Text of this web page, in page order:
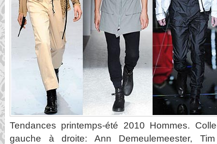
Tendances printemps-été 2010 Hommes.
gauche à droite: Ann Demeulemeester,